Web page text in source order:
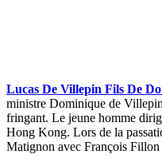
Lucas De Villepin Fils De
ministre Dominique de
fringant. Le jeune homme
Hong Kong. Lors de la
Matignon avec François Fillon